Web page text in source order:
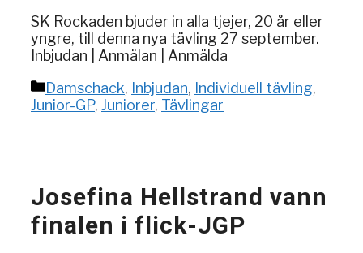
SK Rockaden bjuder in alla tjejer, 20 år eller
yngre, till denna nya tävling 27 september.
Inbjudan | Anmälan | Anmälda
Kategorier
Damschack, Inbjudan, Individuell tävling,
Junior-GP, Juniorer, Tävlingar
Josefina Hellstrand vann
finalen i flick-JGP